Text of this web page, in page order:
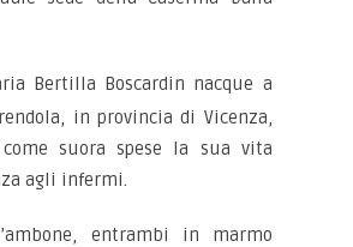
Bertilla Boscardin nacque a
in provincia di Vicenza,
suora spese la sua vita
agli infermi.
entrambi in marmo